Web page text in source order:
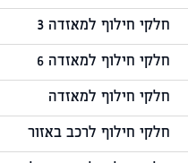
חלקי חילוף למאזדה 3
חלקי חילוף למאזדה 6
חלקי חילוף למאזדה
חלקי חילוף לרכב באזור